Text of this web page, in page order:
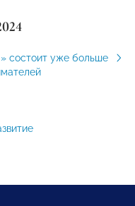
состоит уже больше